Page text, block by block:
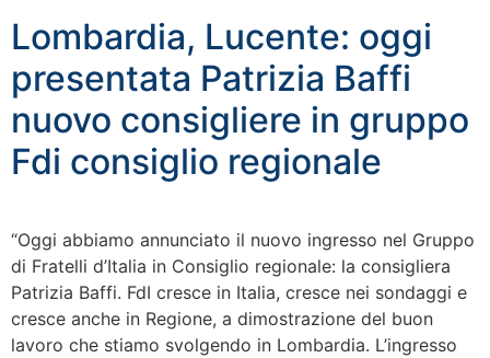
Lombardia, Lucente: oggi
presentata Patrizia Baffi
nuovo consigliere in gruppo
Fdi consiglio regionale
“Oggi abbiamo annunciato il nuovo ingresso nel Gruppo
di Fratelli d’Italia in Consiglio regionale: la consigliera
Patrizia Baffi. FdI cresce in Italia, cresce nei sondaggi e
cresce anche in Regione, a dimostrazione del buon
lavoro che stiamo svolgendo in Lombardia. L’ingresso